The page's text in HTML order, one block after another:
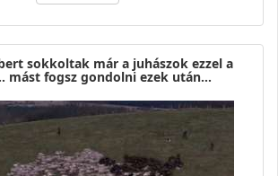
sokkoltak már a juhászok ezzel a
mást fogsz gondolni ezek után…